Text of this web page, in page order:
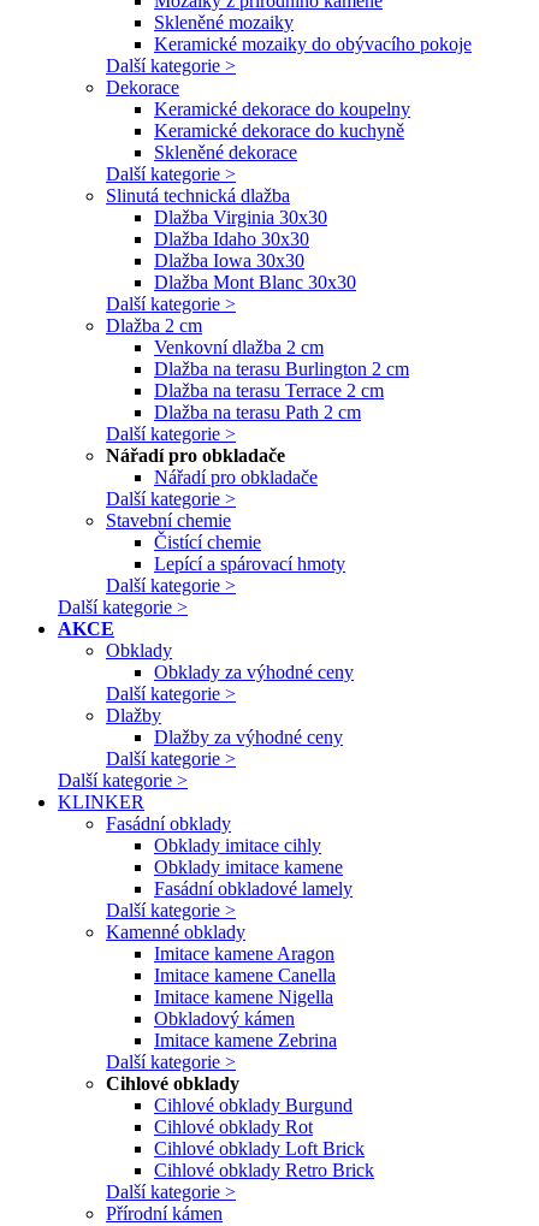
Skleněné mozaiky
Keramické mozaiky do obývacího pokoje
Další kategorie >
Dekorace
Keramické dekorace do koupelny
Keramické dekorace do kuchyně
Skleněné dekorace
Další kategorie >
Slinutá technická dlažba
Dlažba Virginia 30x30
Dlažba Idaho 30x30
Dlažba Iowa 30x30
Dlažba Mont Blanc 30x30
Další kategorie >
Dlažba 2 cm
Venkovní dlažba 2 cm
Dlažba na terasu Burlington 2 cm
Dlažba na terasu Terrace 2 cm
Dlažba na terasu Path 2 cm
Další kategorie >
Nářadí pro obkladače
Nářadí pro obkladače
Další kategorie >
Stavební chemie
Čistící chemie
Lepící a spárovací hmoty
Další kategorie >
Další kategorie >
AKCE
Obklady
Obklady za výhodné ceny
Další kategorie >
Dlažby
Dlažby za výhodné ceny
Další kategorie >
Další kategorie >
KLINKER
Fasádní obklady
Obklady imitace cihly
Obklady imitace kamene
Fasádní obkladové lamely
Další kategorie >
Kamenné obklady
Imitace kamene Aragon
Imitace kamene Canella
Imitace kamene Nigella
Obkladový kámen
Imitace kamene Zebrina
Další kategorie >
Cihlové obklady
Cihlové obklady Burgund
Cihlové obklady Rot
Cihlové obklady Loft Brick
Cihlové obklady Retro Brick
Další kategorie >
Přírodní kámen